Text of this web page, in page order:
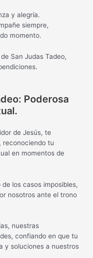
y alegría.
siempre,
momento.
San Judas Tadeo,
Poderosa
de Jesús, te
reconociendo tu
en momentos de
los casos imposibles,
nosotros ante el trono
nuestras
confiando en que tu
y soluciones a nuestros